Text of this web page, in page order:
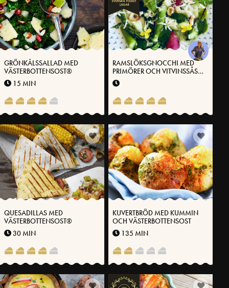
GRÖNKÅLSSALLAD MED
VÄSTERBOTTENSOST®
15 MIN
RAMSLÖKSGNOCCHI MED
PRIMÖRER OCH VITVINSSÅS
MED VÄSTERBOTTENSOST®
QUESADILLAS MED
VÄSTERBOTTENSOST®
30 MIN
KUVERTBRÖD MED KUMMIN
OCH VÄSTERBOTTENSOST
135 MIN